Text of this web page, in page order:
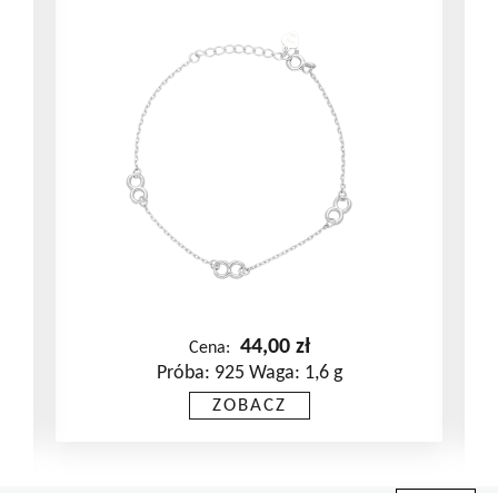
Cena: 44,00 zł
Próba: 925 Waga: 1,6 g
ZOBACZ